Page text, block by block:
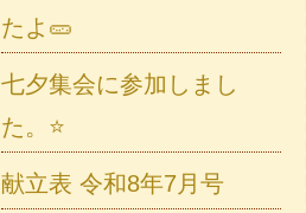
たよ🥒
七夕集会に参加しまし
た。⭐
献立表 令和8年7月号